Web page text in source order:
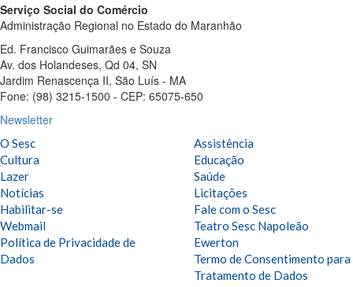
Serviço Social do Comércio
Administração Regional no Estado do Maranhão
Ed. Francisco Guimarães e Souza
Av. dos Holandeses, Qd 04, SN
Jardim Renascença II, São Luís - MA
Fone: (98) 3215-1500 - CEP: 65075-650
Newsletter
O Sesc
Assistência
Cultura
Educação
Lazer
Saúde
Notícias
Licitações
Habilitar-se
Fale com o Sesc
Webmail
Teatro Sesc Napoleão
Ewerton
Política de Privacidade de
Dados
Termo de Consentimento para
Tratamento de Dados